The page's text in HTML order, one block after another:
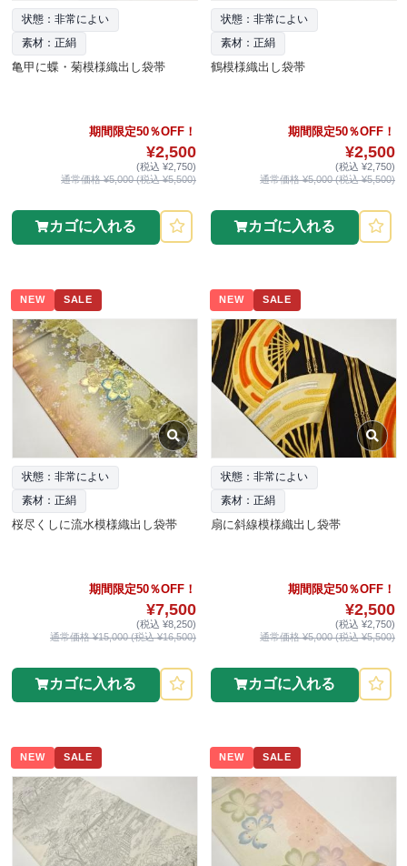
状態：非常によい
素材：正絹
亀甲に蝶・菊模様織出し袋帯
期間限定50％OFF！
¥2,500
(税込 ¥2,750)
通常価格 ¥5,000 (税込 ¥5,500)
カゴに入れる
状態：非常によい
素材：正絹
鶴模様織出し袋帯
期間限定50％OFF！
¥2,500
(税込 ¥2,750)
通常価格 ¥5,000 (税込 ¥5,500)
カゴに入れる
NEW SALE
状態：非常によい
素材：正絹
桜尽くしに流水模様織出し袋帯
期間限定50％OFF！
¥7,500
(税込 ¥8,250)
通常価格 ¥15,000 (税込 ¥16,500)
カゴに入れる
NEW SALE
状態：非常によい
素材：正絹
扇に斜線模様織出し袋帯
期間限定50％OFF！
¥2,500
(税込 ¥2,750)
通常価格 ¥5,000 (税込 ¥5,500)
カゴに入れる
NEW SALE NEW SALE